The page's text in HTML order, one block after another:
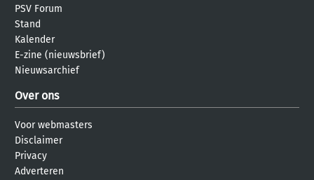
PSV Forum
Stand
Kalender
E-zine (nieuwsbrief)
Nieuwsarchief
Over ons
Voor webmasters
Disclaimer
Privacy
Adverteren